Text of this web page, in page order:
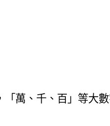
「萬、千、百」等大